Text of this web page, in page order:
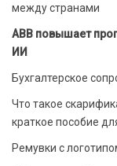
между странами
ABB повышает
ИИ
Бухгалтерское
Что такое
краткое пособие
Ремувки с